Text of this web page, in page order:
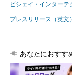
ビシェイ・インターテ
プレスリリース（英文）
あなたにおすす